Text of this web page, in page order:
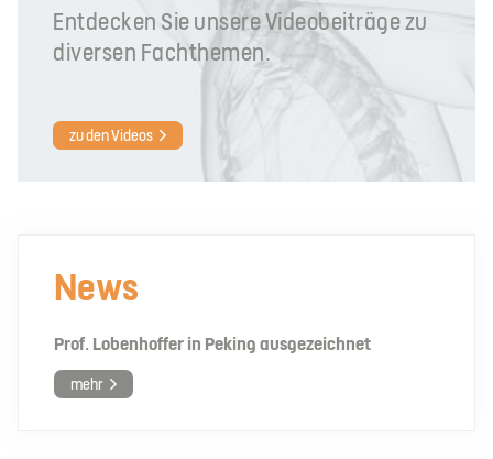
Entdecken Sie unsere Videobeiträge zu
diversen Fachthemen.
zu den Videos
News
Prof. Lobenhoffer in Peking ausgezeichnet
mehr